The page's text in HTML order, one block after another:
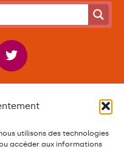
utilisons des technologies
accéder aux informations